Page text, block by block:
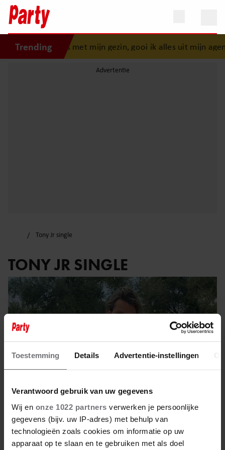
Toestemming Details Advertentie-instellingen
Verantwoord gebruik van uw gegevens
Wij en onze 1022 partners verwerken je persoonlijke
gegevens (bijv. uw IP-adres) met behulp van
technologieën zoals cookies om informatie op uw
apparaat op te slaan en te gebruiken met als doel
Trending
“Als er iets is met mijn gezin, gooi ik alles uit mijn
Tony Jr single
TONY JR SINGLE
3 maart 2023